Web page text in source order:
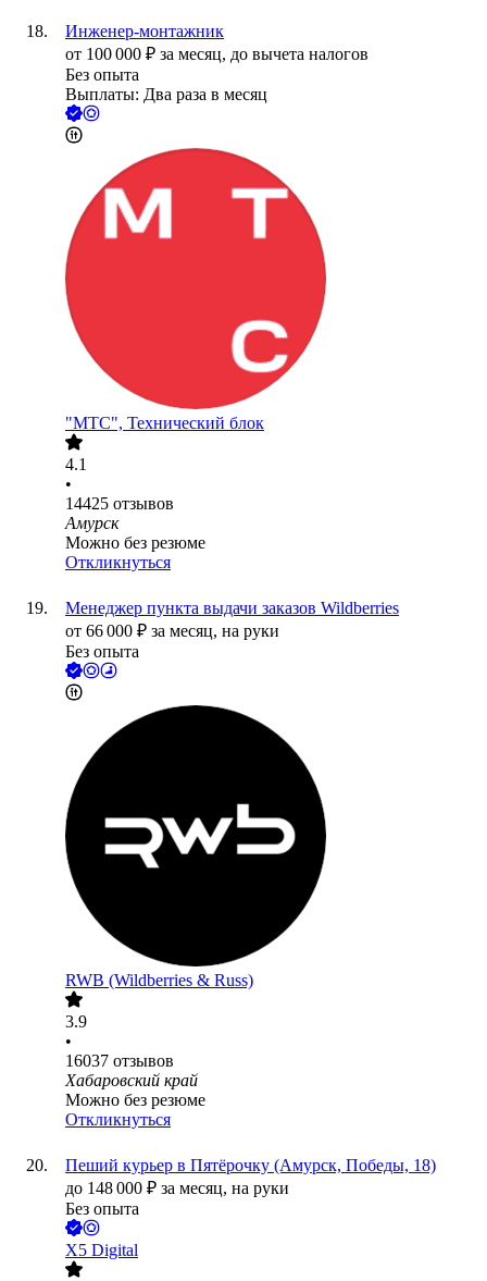
Инженер-монтажник
от 100 000 ₽ за месяц, до вычета налогов
Без опыта
Выплаты: Два раза в месяц
"МТС", Технический блок
4.1
•
14425 отзывов
Амурск
Можно без резюме
Откликнуться
Менеджер пункта выдачи заказов Wildberries
от 66 000 ₽ за месяц, на руки
Без опыта
RWB (Wildberries & Russ)
3.9
•
16037 отзывов
Хабаровский край
Можно без резюме
Откликнуться
Пеший курьер в Пятёрочку (Амурск, Победы, 18)
до 148 000 ₽ за месяц, на руки
Без опыта
X5 Digital